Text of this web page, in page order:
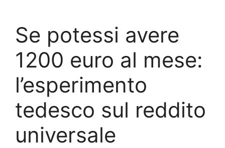
Se potessi avere
1200 euro al mese:
l’esperimento
tedesco sul reddito
universale